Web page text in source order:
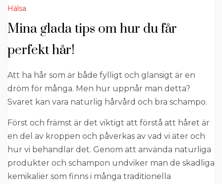
Hälsa
Mina glada tips om hur du får
perfekt hår!
Att ha hår som är både fylligt och glansigt är en
dröm för många. Men hur uppnår man detta?
Svaret kan vara naturlig hårvård och bra schampo.
Först och främst är det viktigt att förstå att håret är
en del av kroppen och påverkas av vad vi äter och
hur vi behandlar det. Genom att använda naturliga
produkter och schampon undviker man de skadliga
kemikalier som finns i många traditionella